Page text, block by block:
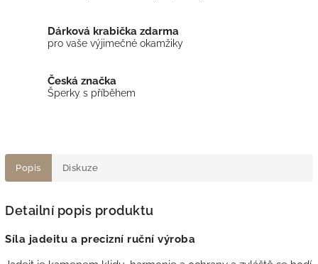
Dárková krabička zdarma
pro vaše výjimečné okamžiky
Česká značka
Šperky s příběhem
Popis Diskuze
Detailní popis produktu
Síla jadeitu a precizní ruční výroba